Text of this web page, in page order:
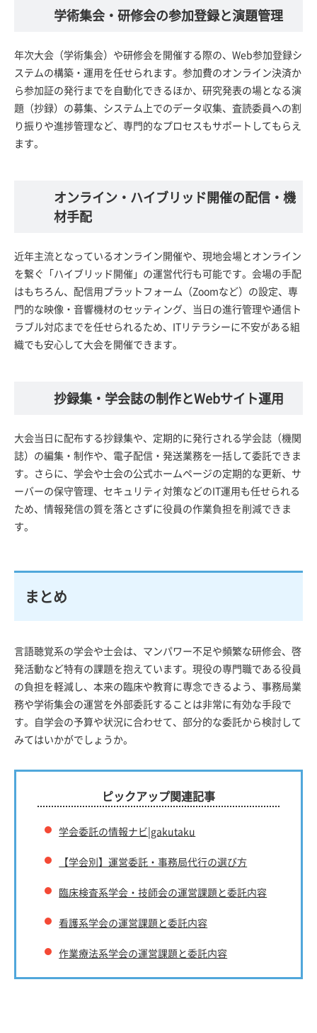
学術集会・研修会の参加登録と演題管理
年次大会（学術集会）や研修会を開催する際の、Web参加登録シ
ステムの構築・運用を任せられます。参加費のオンライン決済か
ら参加証の発行までを自動化できるほか、研究発表の場となる演
題（抄録）の募集、システム上でのデータ収集、査読委員への割
り振りや進捗管理など、専門的なプロセスもサポートしてもらえ
ます。
オンライン・ハイブリッド開催の配信・機
材手配
近年主流となっているオンライン開催や、現地会場とオンライン
を繋ぐ「ハイブリッド開催」の運営代行も可能です。会場の手配
はもちろん、配信用プラットフォーム（Zoomなど）の設定、専
門的な映像・音響機材のセッティング、当日の進行管理や通信ト
ラブル対応までを任せられるため、ITリテラシーに不安がある組
織でも安心して大会を開催できます。
抄録集・学会誌の制作とWebサイト運用
大会当日に配布する抄録集や、定期的に発行される学会誌（機関
誌）の編集・制作や、電子配信・発送業務を一括して委託できま
す。さらに、学会や士会の公式ホームページの定期的な更新、サ
ーバーの保守管理、セキュリティ対策などのIT運用も任せられる
ため、情報発信の質を落とさずに役員の作業負担を削減できま
す。
まとめ
言語聴覚系の学会や士会は、マンパワー不足や頻繁な研修会、啓
発活動など特有の課題を抱えています。現役の専門職である役員
の負担を軽減し、本来の臨床や教育に専念できるよう、事務局業
務や学術集会の運営を外部委託することは非常に有効な手段で
す。自学会の予算や状況に合わせて、部分的な委託から検討して
みてはいかがでしょうか。
ピックアップ関連記事
学会委託の情報ナビ|gakutaku
【学会別】運営委託・事務局代行の選び方
臨床検査系学会・技師会の運営課題と委託内容
看護系学会の運営課題と委託内容
作業療法系学会の運営課題と委託内容